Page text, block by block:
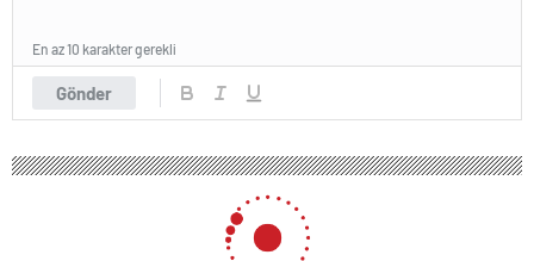
Gönder
En az 10 karakter gerekli